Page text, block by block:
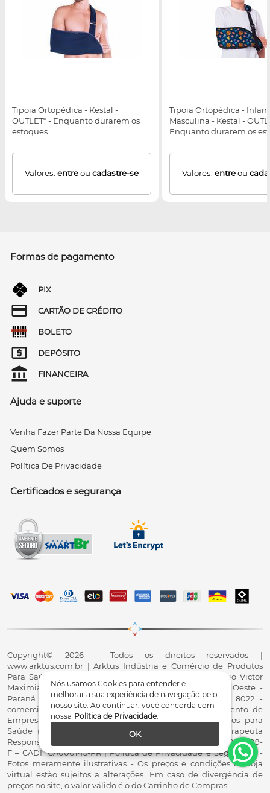
Nós usamos Cookies para entender e
melhorar a sua experiência de navegação pelo
nosso site. Ao continuar, você concorda com
nossa Política de Privacidade.
OK
Tipoia Ortopédica - Kestal -
OUTLET* - Enquanto durarem os
estoques
Valores: entreou cadastre-se
Tipoia Ortopédica -
Masculina - Kestal -
Enquanto durarem os
Valores: entreou
Formas de pagamento
PIX
CARTÃO DE CRÉDITO
BOLETO
DEPÓSITO
FINANCEIRA
Ajuda e suporte
Venha Fazer Parte Da Nossa Equipe
Quem Somos
Política De Privacidade
Certificados e segurança
Copyright© 2026 - Todos os direitos reservados |
www.arktus.com.br | Arktus Indústria e Comércio de Produtos
Para Saúde Ltda | CNPJ: 01.417.367/0001-78 | R. Antônio Victor
Maximiano, 107, Parque Industrial II, Santa Tereza do Oeste -
Paraná - CEP 85825-900 - Fale conosco: 0800 200 8022 -
comercial@arktus.com.br | Autorização de Funcionamento de
Empresa - AFE/ANVISA - Para Fabricação de Produtos para
Saúde (Correlatos): 8.02.844-5 (UX418X102741) - Fisioterapeuta
Responsável Técnico Dr. Alex Fernando Zani - Crefito8(PR): 8409-
F – CADI: CA000145-PR | Política de Privacidade e Segurança -
Fotos meramente ilustrativas - Os preços e condições da loja
virtual estão sujeitos a alterações. Em caso de divergência de
preços no site, o valor válido é o do Carrinho de Compras.